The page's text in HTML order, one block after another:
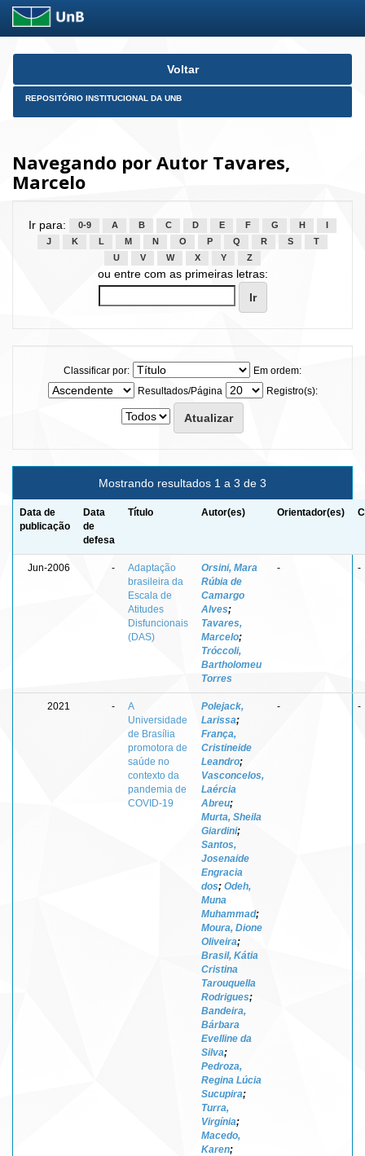
Skip
Voltar
REPOSITÓRIO INSTITUCIONAL DA UNB
Navegando por Autor Tavares,
Marcelo
Ir para: 0-9 A B C D E F G H
J
K L M N O P Q R S
T
U
V W X Y Z
ou entre com as primeiras letras:
Classificar por:
Em ordem:
Resultados/Página
Registro(s):
Mostrando resultados 1 a 3 de 3
Data de
publicação
Data
de
defesa
Título Autor(es) Orientador(es)
Jun-2006 -
Adaptação
brasileira da
Escala de
Atitudes
Disfuncionais
(DAS)
Orsini, Mara
Rúbia de
Camargo
Alves;
Tavares,
Marcelo;
Tróccoli,
Bartholomeu
Torres
- -
2021 -
A
Universidade
de Brasília
promotora de
saúde no
contexto da
pandemia de
COVID-19
Polejack,
Larissa;
França,
Cristineide
Leandro;
Vasconcelos,
Laércia
Abreu;
Murta, Sheila
Giardini;
Santos,
Josenaide
Engracia
dos; Odeh,
Muna
Muhammad;
Moura, Dione
Oliveira;
Brasil, Kátia
Cristina
Tarouquella
Rodrigues;
Bandeira,
Bárbara
Evelline da
Silva;
Pedroza,
Regina Lúcia
Sucupira;
Turra,
Virgínia;
Macedo,
Karen;
- -